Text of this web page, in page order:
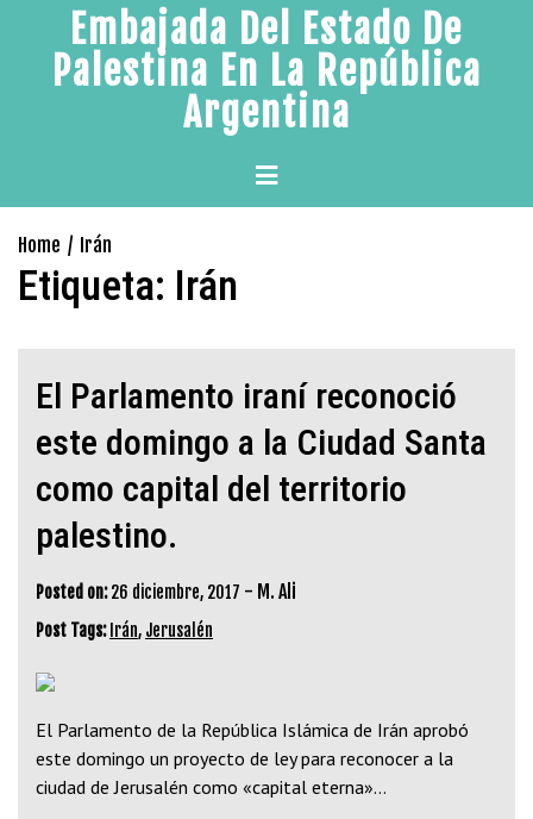
content
Embajada Del Estado De
Palestina En La República
Argentina
Primary
Menu
Home Irán
Etiqueta: Irán
El Parlamento iraní reconoció
este domingo a la Ciudad Santa
como capital del territorio
palestino.
Posted on: 26 diciembre, 2017 - M. Ali
Post Tags: Irán, Jerusalén
El Parlamento de la República Islámica de Irán aprobó
este domingo un proyecto de ley para reconocer a la
ciudad de Jerusalén como «capital eterna»…